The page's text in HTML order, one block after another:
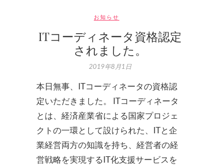
お知らせ
ITコーディネータ資格認定
されました。
2019年8月1日
本日無事、ITコーディネータの資格認
定いただきました。 ITコーディネータ
とは、経済産業省による国家プロジェ
クトの一環として設けられた、ITと企
業経営両方の知識を持ち、経営者の経
営戦略を実現するIT化支援サービスを